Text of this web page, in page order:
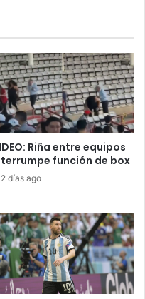
Riña entre equipos
función de box
2 días ago